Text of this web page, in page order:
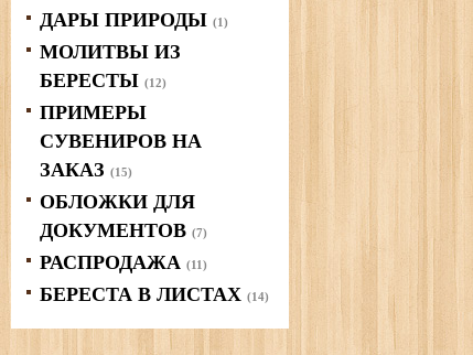
ДАРЫ ПРИРОДЫ (1)
МОЛИТВЫ ИЗ
БЕРЕСТЫ (12)
ПРИМЕРЫ
СУВЕНИРОВ НА
ЗАКАЗ (15)
ОБЛОЖКИ ДЛЯ
ДОКУМЕНТОВ (7)
РАСПРОДАЖА (11)
БЕРЕСТА В ЛИСТАХ (14)